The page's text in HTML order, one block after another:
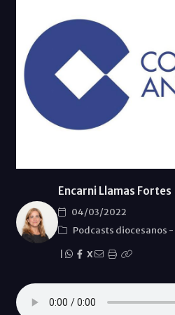
Encarni Llamas Fortes
04/03/2022
Podcasts diocesanos -
X